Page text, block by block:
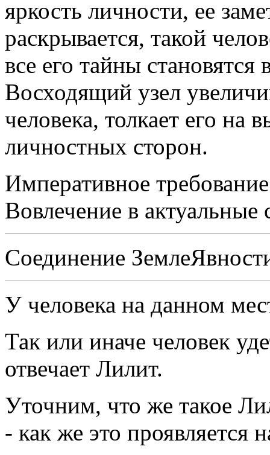
яркость личности, ее
раскрывается, такой
все его тайны
Восходящий узел
человека, толкает его на
личностных сторон.
Императивное
Вовлечение в актуальные
Соединение
У человека на данном
Так или иначе человек
отвечает Лилит.
Уточним, что же такое
- как же это проявляется